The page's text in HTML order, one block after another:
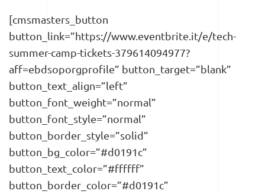
[cmsmasters_button
button_link=”https://www.eventbrite.it/e/tech-
summer-camp-tickets-379614094977?
aff=ebdsoporgprofile” button_target=”blank”
button_text_align=”left”
button_font_weight=”normal”
button_font_style=”normal”
button_border_style=”solid”
button_bg_color=”#d0191c”
button_text_color=”#ffffff”
button_border_color=”#d0191c”